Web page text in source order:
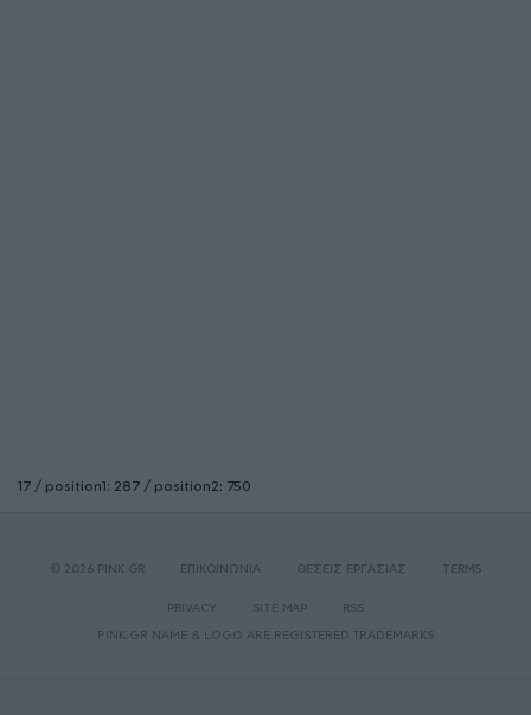
17 / position1: 287 / position2: 750
© 2026 PINK.GR ΕΠΙΚΟΙΝΩΝΙΑ ΘΕΣΕΙΣ ΕΡΓΑΣΙΑΣ TERMS
PRIVACY SITE MAP
RSS
PINK.GR NAME & LOGO ARE REGISTERED TRADEMARKS